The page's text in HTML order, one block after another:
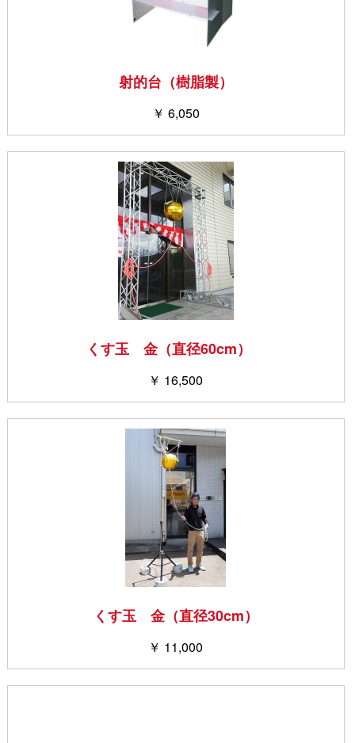
射的台（樹脂製）
￥ 6,050
くす玉 金（直径60cm）
￥ 16,500
くす玉 金（直径30cm）
￥ 11,000